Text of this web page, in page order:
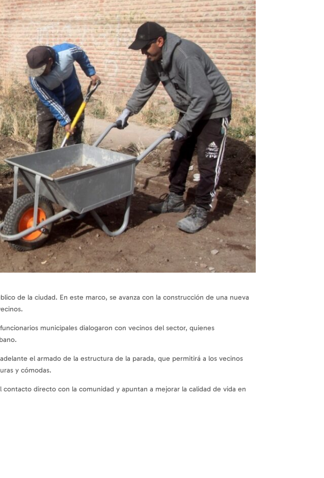
de la ciudad. En este marco, se avanza con la construcción de una nueva
municipales dialogaron con vecinos del sector, quienes
el armado de la estructura de la parada, que permitirá a los vecinos
y cómodas.
directo con la comunidad y apuntan a mejorar la calidad de vida en